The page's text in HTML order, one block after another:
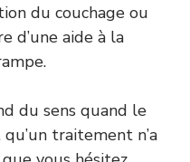
du couchage ou
d’une aide à la
du sens quand le
traitement n’a